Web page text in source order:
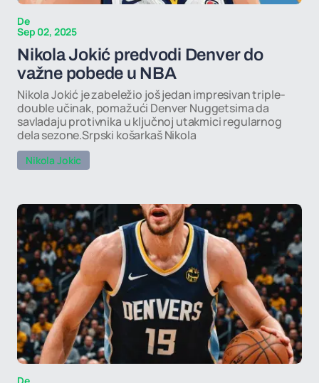
De
Sep 02, 2025
Nikola Jokić predvodi Denver do
važne pobede u NBA
Nikola Jokić je zabeležio još jedan impresivan triple-
double učinak, pomažući Denver Nuggetsima da
savladaju protivnika u ključnoj utakmici regularnog
dela sezone.Srpski košarkaš Nikola
Nikola Jokic